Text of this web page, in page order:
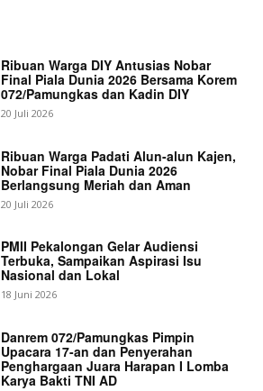
Ribuan Warga DIY Antusias Nobar
Final Piala Dunia 2026 Bersama Korem
072/Pamungkas dan Kadin DIY
20 Juli 2026
Ribuan Warga Padati Alun-alun Kajen,
Nobar Final Piala Dunia 2026
Berlangsung Meriah dan Aman
20 Juli 2026
PMII Pekalongan Gelar Audiensi
Terbuka, Sampaikan Aspirasi Isu
Nasional dan Lokal
18 Juni 2026
Danrem 072/Pamungkas Pimpin
Upacara 17-an dan Penyerahan
Penghargaan Juara Harapan I Lomba
Karya Bakti TNI AD